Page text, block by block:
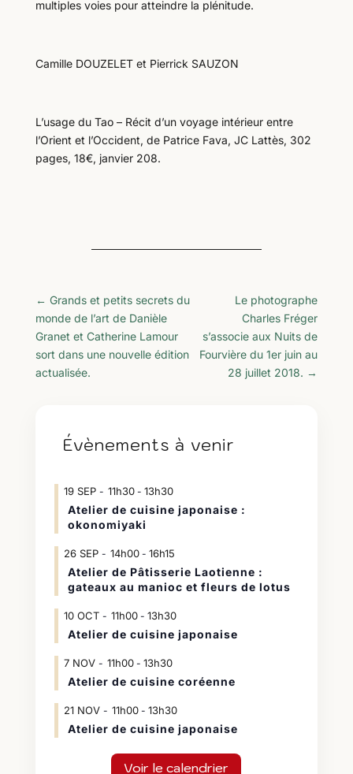
multiples voies pour atteindre la plénitude.
Camille DOUZELET et Pierrick SAUZON
L’usage du Tao – Récit d’un voyage intérieur entre
l’Orient et l’Occident, de Patrice Fava, JC Lattès, 302
pages, 18€, janvier 208.
← Grands et petits secrets du
monde de l’art de Danièle
Granet et Catherine Lamour
sort dans une nouvelle édition
actualisée.
Le photographe
Charles Fréger
s’associe aux Nuits de
Fourvière du 1er juin au
28 juillet 2018. →
Évènements à venir
19 SEP 11h30- 13h30
Atelier de cuisine japonaise :
okonomiyaki
26 SEP 14h00- 16h15
Atelier de Pâtisserie Laotienne :
gateaux au manioc et fleurs de lotus
10 OCT 11h00- 13h30
Atelier de cuisine japonaise
7 NOV 11h00- 13h30
Atelier de cuisine coréenne
21 NOV 11h00- 13h30
Atelier de cuisine japonaise
Voir le calendrier